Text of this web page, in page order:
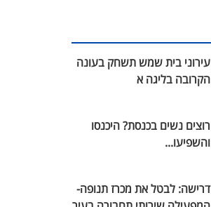
עירוני בית שמש תשחק בעונה
הקרובה בליגה א
רוצים נשים בכנסת? היכנסו
והשפיעו...
דרישה: לבטל את מכרז תנופה-